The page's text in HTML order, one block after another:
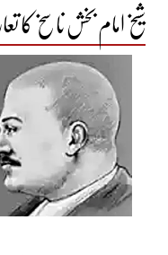
شیخ امام بخش ناسخ کا